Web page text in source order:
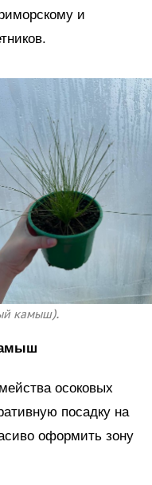
и
камыш).
осоковых
посадку на
оформить зону